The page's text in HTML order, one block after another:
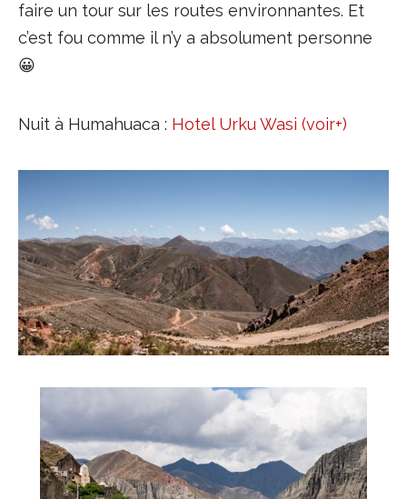
faire un tour sur les routes environnantes. Et
c’est fou comme il n’y a absolument personne
😀
Nuit à Humahuaca : Hotel Urku Wasi (voir+)